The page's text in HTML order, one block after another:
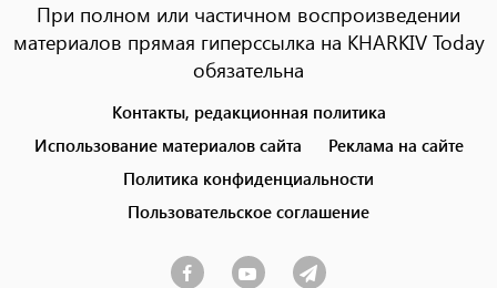
При полном или частичном воспроизведении
материалов прямая гиперссылка на KHARKIV Today
обязательна
menu
Контакты, редакционная политика
Использование материалов сайта
Реклама на сайте
Политика конфиденциальности
Пользовательское соглашение